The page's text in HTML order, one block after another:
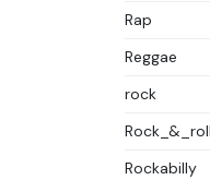
Rap
Reggae
rock
Rock_&_roll
Rockabilly